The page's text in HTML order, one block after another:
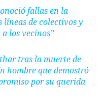
fallas en la
líneas de colectivos y
los vecinos”
tras la muerte de
hombre que demostró
por su querida